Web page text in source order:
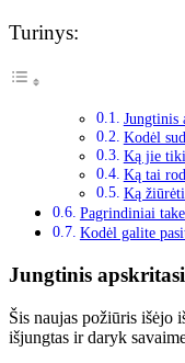
Turinys:
Jungtinis
Kodėl
Ką jie
Ką tai
Ką
Pagrindiniai
Kodėl galite
Jungtinis
Šis naujas požiūris išėjo
išjungtas ir daryk